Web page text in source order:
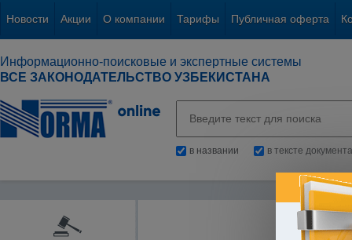
Новости Акции О компании Тарифы Публичная оферта
Информационно-поисковые и экспертные системы
ВСЕ ЗАКОНОДАТЕЛЬСТВО УЗБЕКИСТАНА
в названии в тексте документа